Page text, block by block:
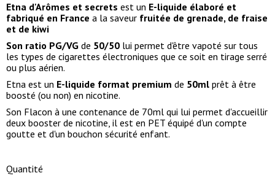
Etna d'Arômes et secrets est un E-liquide élaboré et
fabriqué en France a la saveur fruitée de grenade, de fraise
et de kiwi
Son ratio PG/VG de 50/50 lui permet d'être vapoté sur tous
les types de cigarettes électroniques que ce soit en tirage serré
ou plus aérien.
Etna est un E-liquide format premium de 50ml prêt à être
boosté (ou non) en nicotine.
Son Flacon à une contenance de 70ml qui lui permet d'accueillir
deux booster de nicotine, il est en PET équipé d'un compte
goutte et d'un bouchon sécurité enfant.
Quantité